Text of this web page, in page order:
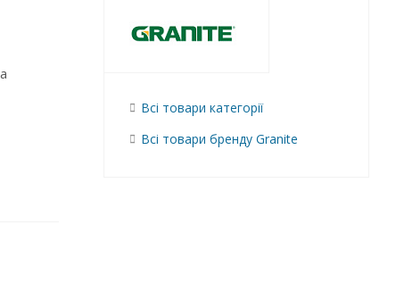
Всі товари категорії
Всі товари бренду Granite